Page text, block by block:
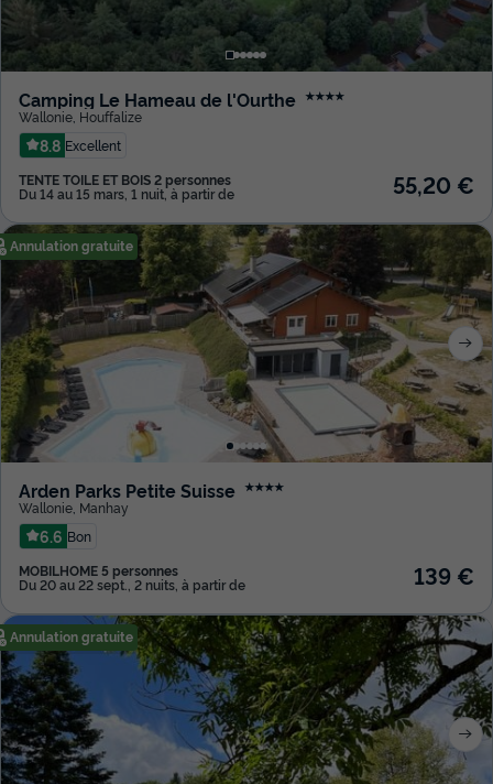
Camping Le Hameau de l'Ourthe ★★★★
Wallonie Houffalize
8.8 Excellent
TENTE TOILE ET BOIS 2 personnes
Du 14 au 15 mars, 1 nuit, à partir de 55,20 €
Annulation gratuite
Arden Parks Petite Suisse ★★★★
Wallonie Manhay
6.6 Bon
MOBILHOME 5 personnes
Du 20 au 22 sept., 2 nuits, à partir de 139 €
Annulation gratuite